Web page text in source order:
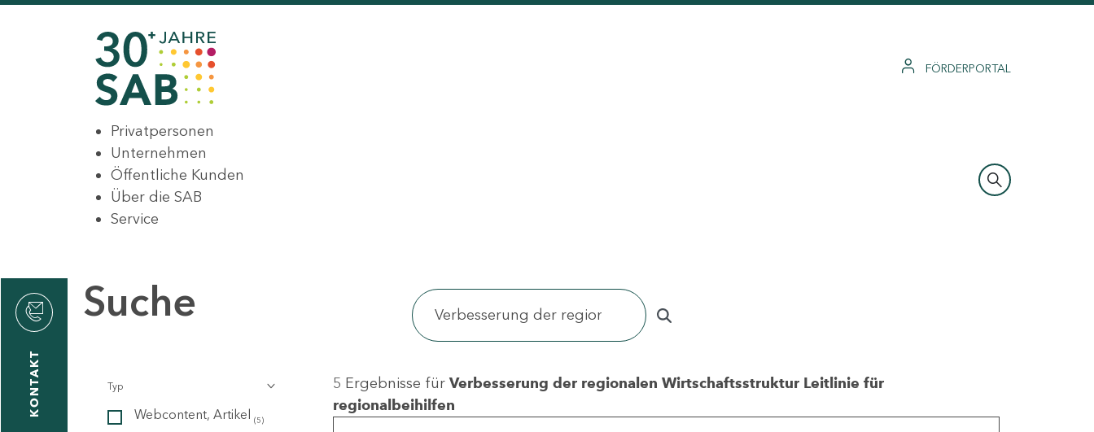
FÖRDERPORTAL
Privatpersonen
Unternehmen
Öffentliche Kunden
Über die SAB
Service
KONTAKT
Suche
Typ
Webcontent, Artikel (5)
5 Ergebnisse für Verbesserung der regionalen Wirtschaftsstruktur Leitlinie für
regionalbeihilfen